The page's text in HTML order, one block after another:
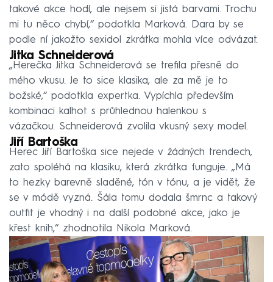
takové akce hodí, ale nejsem si jistá barvami. Trochu
mi tu něco chybí,“ podotkla Marková. Dara by se
podle ní jakožto sexidol zkrátka mohla více odvázat.
Jitka Schneiderová
„Herečka Jitka Schneiderová se trefila přesně do
mého vkusu. Je to sice klasika, ale za mě je to
božské,“ podotkla expertka. Vypíchla především
kombinaci kalhot s průhlednou halenkou s
vázačkou. Schneiderová zvolila vkusný sexy model.
Jiří Bartoška
Herec Jiří Bartoška sice nejede v žádných trendech,
zato spoléhá na klasiku, která zkrátka funguje. „Má
to hezky barevně sladěné, tón v tónu, a je vidět, že
se v módě vyzná. Šála tomu dodala šmrnc a takový
outfit je vhodný i na další podobné akce, jako je
křest knih,“ zhodnotila Nikola Marková.